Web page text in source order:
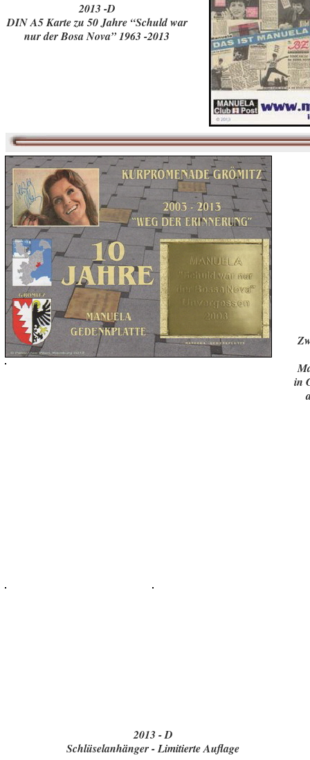
2013 -D
DIN A5 Karte zu 50 Jahre “Schuld war
nur der Bosa Nova” 1963 -2013
in
2013 - D
Schlüselanhänger - Limitierte Auflage